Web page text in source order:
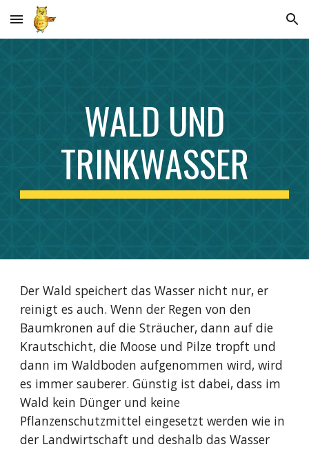
Skip to main content Skip to navigation
WALD UND
TRINKWASSER
Der Wald speichert das Wasser nicht nur, er
reinigt es auch. Wenn der Regen von den
Baumkronen auf die Sträucher, dann auf die
Krautschicht, die Moose und Pilze tropft und
dann im Waldboden aufgenommen wird, wird
es immer sauberer. Günstig ist dabei, dass im
Wald kein Dünger und keine
Pflanzenschutzmittel eingesetzt werden wie in
der Landwirtschaft und deshalb das Wasser